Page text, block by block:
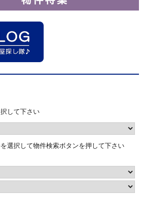
して下さい
選択して物件検索ボタンを押して下さい